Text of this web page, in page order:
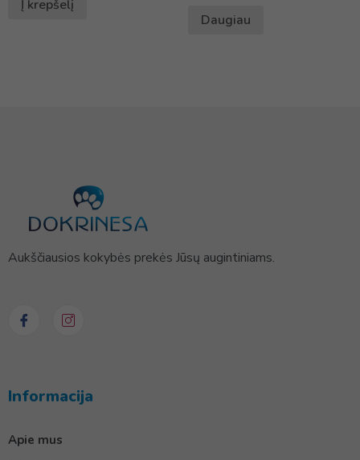
Į krepšelį
Daugiau
Aukščiausios kokybės prekės Jūsų augintiniams.
Informacija
Apie mus